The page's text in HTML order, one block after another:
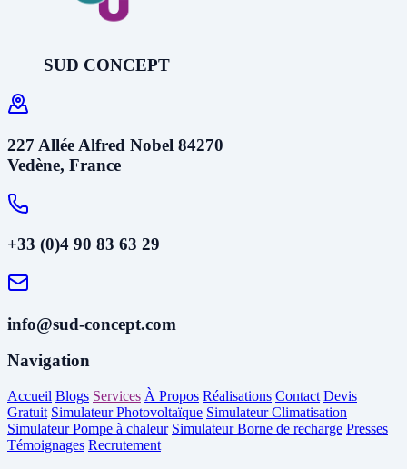
SUD CONCEPT
227 Allée Alfred Nobel 84270
Vedène, France
+33 (0)4 90 83 63 29
info@sud-concept.com
Navigation
Accueil Blogs Services À Propos Réalisations Contact Devis
Gratuit Simulateur Photovoltaïque Simulateur Climatisation
Simulateur Pompe à chaleur Simulateur Borne de recharge Presses
Témoignages Recrutement